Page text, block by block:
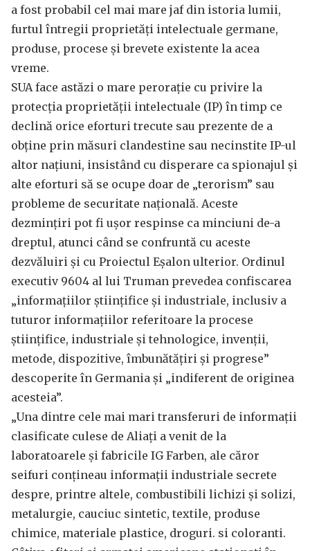
a fost probabil cel mai mare jaf din istoria lumii,
furtul întregii proprietăți intelectuale germane,
produse, procese și brevete existente la acea
vreme.
SUA face astăzi o mare perorație cu privire la
protecția proprietății intelectuale (IP) în timp ce
declină orice eforturi trecute sau prezente de a
obține prin măsuri clandestine sau necinstite IP-ul
altor națiuni, insistând cu disperare ca spionajul și
alte eforturi să se ocupe doar de „terorism” sau
probleme de securitate națională. Aceste
dezmințiri pot fi ușor respinse ca minciuni de-a
dreptul, atunci când se confruntă cu aceste
dezvăluiri și cu Proiectul Eșalon ulterior. Ordinul
executiv 9604 al lui Truman prevedea confiscarea
„informațiilor științifice și industriale, inclusiv a
tuturor informațiilor referitoare la procese
științifice, industriale și tehnologice, invenții,
metode, dispozitive, îmbunătățiri și progrese”
descoperite în Germania și „indiferent de originea
acesteia”.
„Una dintre cele mai mari transferuri de informații
clasificate culese de Aliați a venit de la
laboratoarele și fabricile IG Farben, ale căror
seifuri conțineau informații industriale secrete
despre, printre altele, combustibili lichizi și solizi,
metalurgie, cauciuc sintetic, textile, produse
chimice, materiale plastice, droguri. si coloranti.